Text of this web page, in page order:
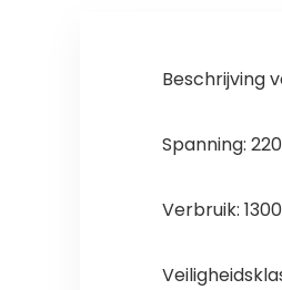
Beschrijving
Spanning:
Verbruik: